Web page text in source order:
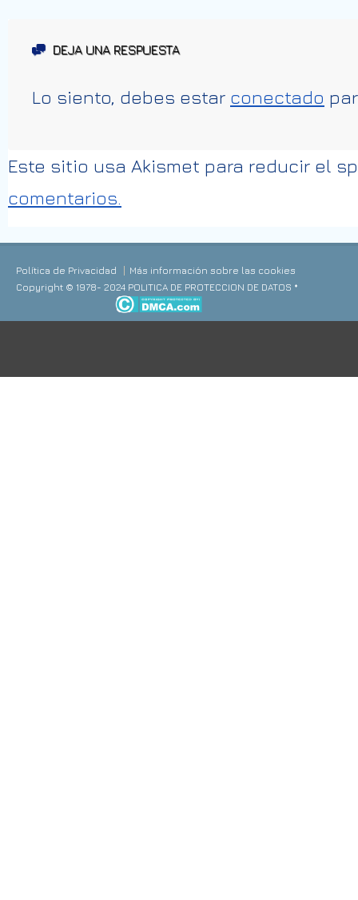
DEJA UNA RESPUESTA
Lo siento, debes estar conectado
Este sitio usa Akismet para reducir el
comentarios.
Política de Privacidad
Más información sobre las cookies
Copyright © 1978- 2024 POLITICA DE PROTECCION DE DATOS *